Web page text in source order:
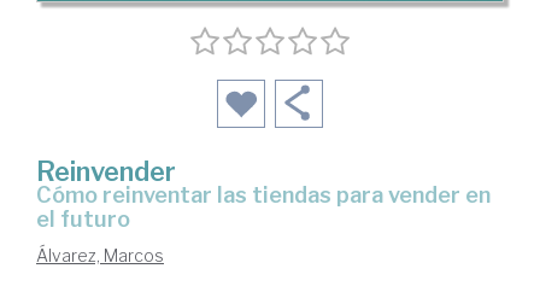
Reinvender
cómo reinventar las tiendas para vender en
el futuro
Álvarez, Marcos